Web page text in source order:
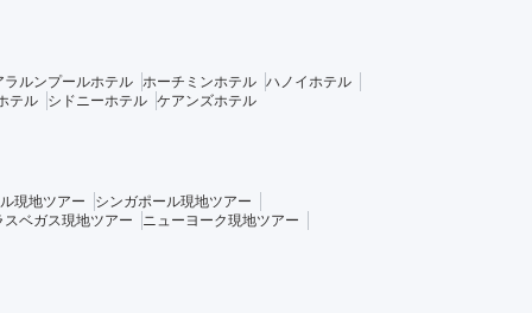
ラルンプールホテル ホーチミンホテル ハノイホテル
テル
シドニーホテル ケアンズホテル
現地ツアー
シンガポール現地ツアー
スベガス現地ツアー
ニューヨーク現地ツアー